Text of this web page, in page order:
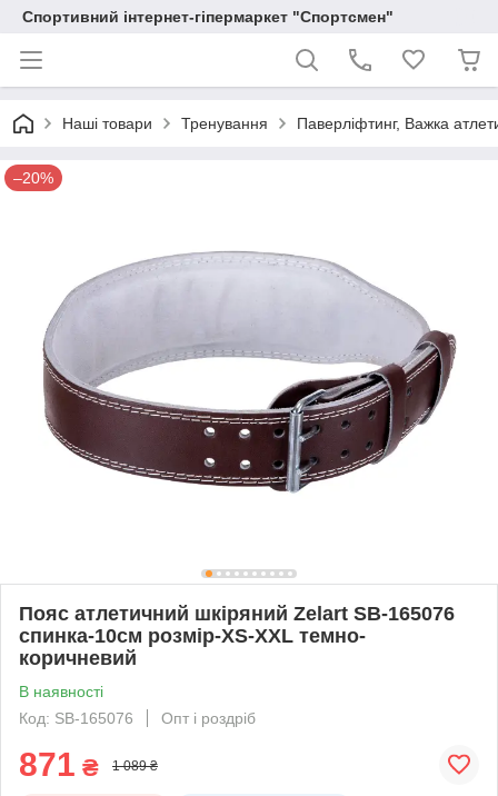
Спортивний інтернет-гіпермаркет "Спортсмен"
Наші товари Тренування Паверліфтинг, Важка
–20%
Пояс атлетичний шкіряний Zelart SB-165076
спинка-10см розмір-XS-XXL темно-
коричневий
В наявності
Код: SB-165076
Опт і роздріб
871 ₴ 1 089 ₴